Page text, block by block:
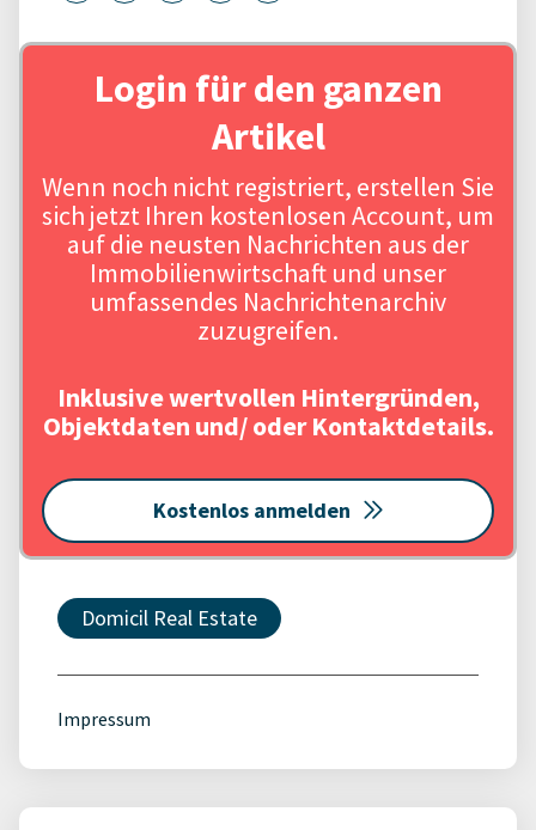
Login für den ganzen
Artikel
Wenn noch nicht registriert, erstellen Sie
sich jetzt Ihren kostenlosen Account, um
auf die neusten Nachrichten aus der
Immobilienwirtschaft und unser
umfassendes Nachrichtenarchiv
zuzugreifen.
Inklusive wertvollen Hintergründen,
Objektdaten und/ oder Kontaktdetails.
Kostenlos anmelden
Domicil Real Estate
Impressum